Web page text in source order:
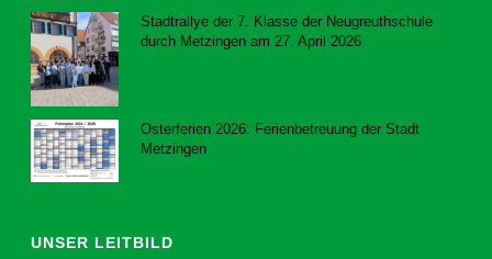
Stadtrallye der 7. Klasse der Neugreuthschule
durch Metzingen am 27. April 2026
Osterferien 2026: Ferienbetreuung der Stadt
Metzingen
UNSER LEITBILD